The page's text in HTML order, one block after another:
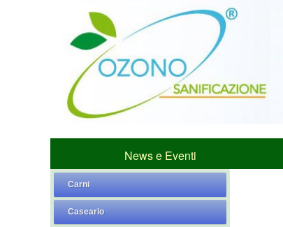
News e Eventi
Carni
Caseario